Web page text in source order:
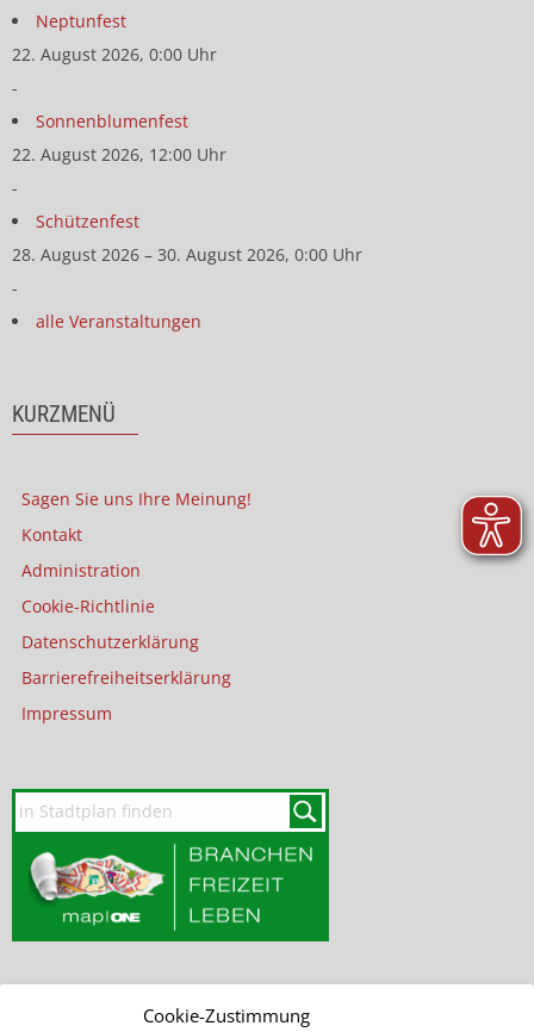
Cookie-Zustimmung
Neptunfest
22. August 2026, 0:00 Uhr
-
Sonnenblumenfest
22. August 2026, 12:00 Uhr
-
Schützenfest
28. August 2026 – 30. August 2026, 0:00 Uhr
-
alle Veranstaltungen
KURZMENÜ
Sagen Sie uns Ihre Meinung!
Kontakt
Administration
Cookie-Richtlinie
Datenschutzerklärung
Barrierefreiheitserklärung
Impressum
SEITE DURCHSUCHEN